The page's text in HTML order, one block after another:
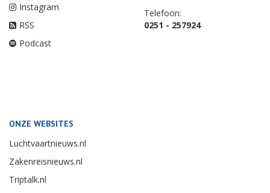
Instagram
RSS
Podcast
Telefoon:
0251 - 257924
ONZE WEBSITES
Luchtvaartnieuws.nl
Zakenreisnieuws.nl
Triptalk.nl